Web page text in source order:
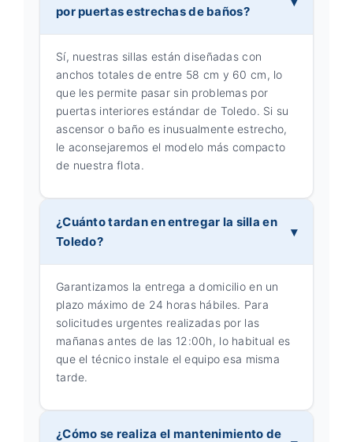
por puertas estrechas de baños?
Sí, nuestras sillas están diseñadas con
anchos totales de entre 58 cm y 60 cm, lo
que les permite pasar sin problemas por
puertas interiores estándar de Toledo. Si su
ascensor o baño es inusualmente estrecho,
le aconsejaremos el modelo más compacto
de nuestra flota.
¿Cuánto tardan en entregar la silla en
Toledo?
Garantizamos la entrega a domicilio en un
plazo máximo de 24 horas hábiles. Para
solicitudes urgentes realizadas por las
mañanas antes de las 12:00h, lo habitual es
que el técnico instale el equipo esa misma
tarde.
¿Cómo se realiza el mantenimiento de